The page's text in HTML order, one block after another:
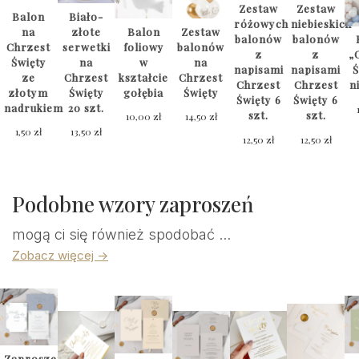
Balon
na
Chrzest
Święty
ze
złotym
nadrukiem
1,50zł
Biało-
złote
serwetki
na
Chrzest
Święty
20 szt.
13,50 zł
Balon
foliowy
w
kształcie
gołębia
10,00zł
Zestaw
balonów
na
Chrzest
Święty
14,50 zł
Zestaw
różowych
balonów
z
napisami
Chrzest
Święty 6
szt.
12,50zł
Zestaw
niebieskich
balonów
z
napisami
Chrzest
Święty 6
szt.
12,50 zł
Podobne wzory zaproszeń
mogą ci się również spodobać ...
Zobacz więcej ->